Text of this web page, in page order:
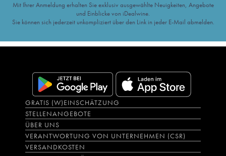
Mit Ihrer Anmeldung erhalten Sie exklusiv ausgewählte Neuigkeiten, Angebote
und Einblicke von iDealwine.
Sie können sich jederzeit unkompliziert über den Link in jeder E-Mail abmelden.
GRATIS (W)EINSCHÄTZUNG
STELLENANGEBOTE
ÜBER UNS
VERANTWORTUNG VON UNTERNEHMEN (CSR)
VERSANDKOSTEN